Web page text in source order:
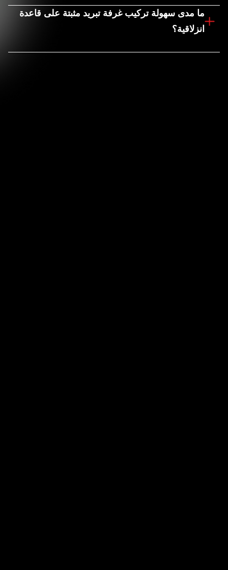
النقل من الأمور الأساسية. وتختارها الشركات لتوفير مرونة
في التخزين البارد الموسمي أو في مواقع محددة.
وسهولة النقل، وتقليل وقت التوقف. وبما أنه مُجمّع في
المصنع، فلا حاجة لأي أعمال بناء في الموقع - ما عليك سوى
وضعه في مكانه، وتشغيله، وبدء التبريد.
ما مدى سهولة تركيب غرفة تبريد مثبتة على قاعدة
انزلاقية؟